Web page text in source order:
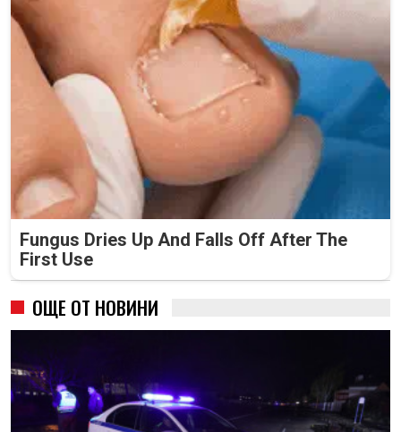
Fungus Dries Up And Falls Off After The
First Use
ОЩЕ ОТ НОВИНИ